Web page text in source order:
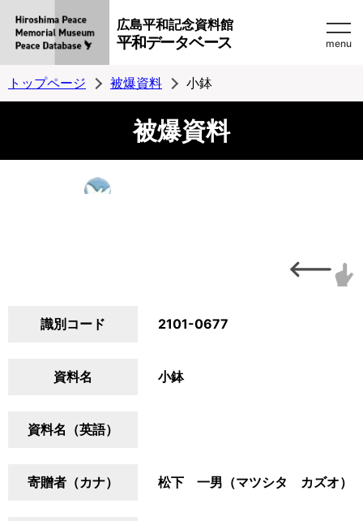
広島平和記念資料館
平和データベース menu
トップページ 被爆資料 小鉢
被爆資料
識別コード 2101-0677
資料名 小鉢
資料名（英語）
寄贈者（カナ） 松下 一男（マツシタ カズオ）